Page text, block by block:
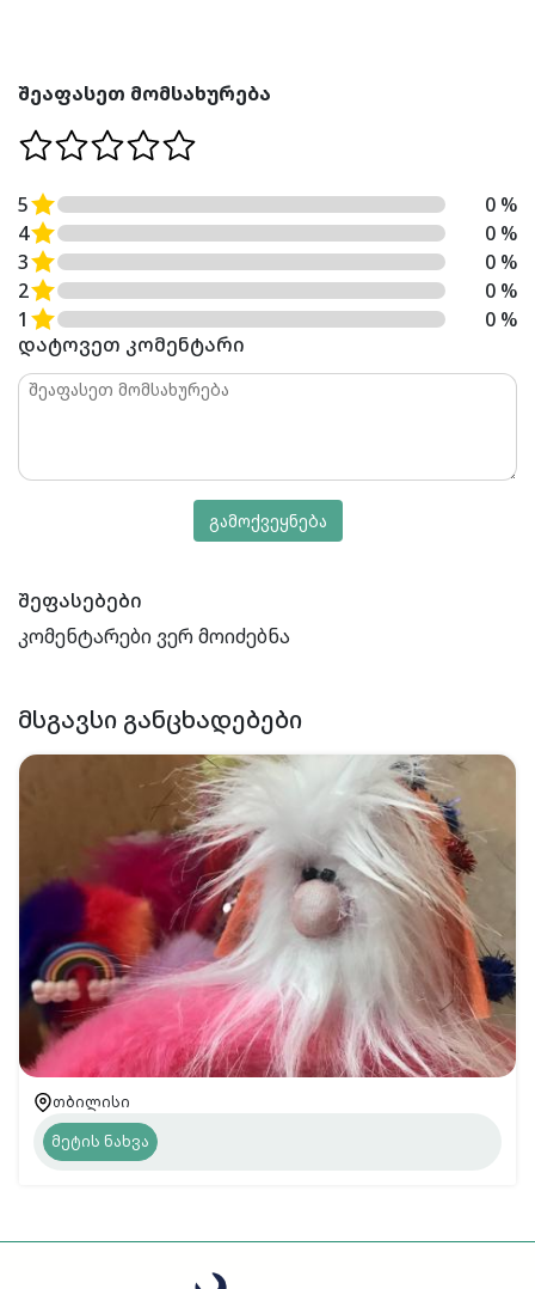
შეაფასეთ მომსახურება
5
0 %
4
0 %
3
0 %
2
0 %
1
0 %
დატოვეთ კომენტარი
გამოქვეყნება
შეფასებები
კომენტარები ვერ მოიძებნა
ᲛᲡᲒᲐᲕᲡᲘ ᲒᲐᲜᲪᲮᲐᲓᲔᲑᲔᲑᲘ
თბილისი
მეტის ნახვა